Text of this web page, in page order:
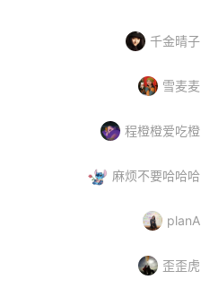
千金晴子
雪麦麦
程橙橙爱吃橙
麻烦不要哈哈哈
planA
歪歪虎